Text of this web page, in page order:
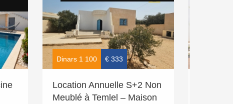
Dinars 1 100 € 333
Location Annuelle S+2 Non
Meublé à Temlel – Maison